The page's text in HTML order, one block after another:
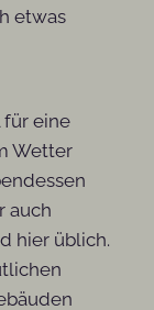
etwas
für eine
Wetter
auch
hier üblich.